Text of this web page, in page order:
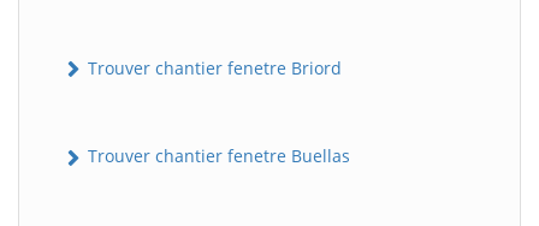
Trouver chantier fenetre Briord
Trouver chantier fenetre Buellas